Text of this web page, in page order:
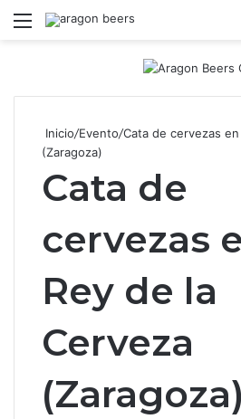
Menú
Inicio/Evento/Cata de cervezas
(Zaragoza)
Cata de
cervezas
Rey de la
Cerveza
(Zaragoza)